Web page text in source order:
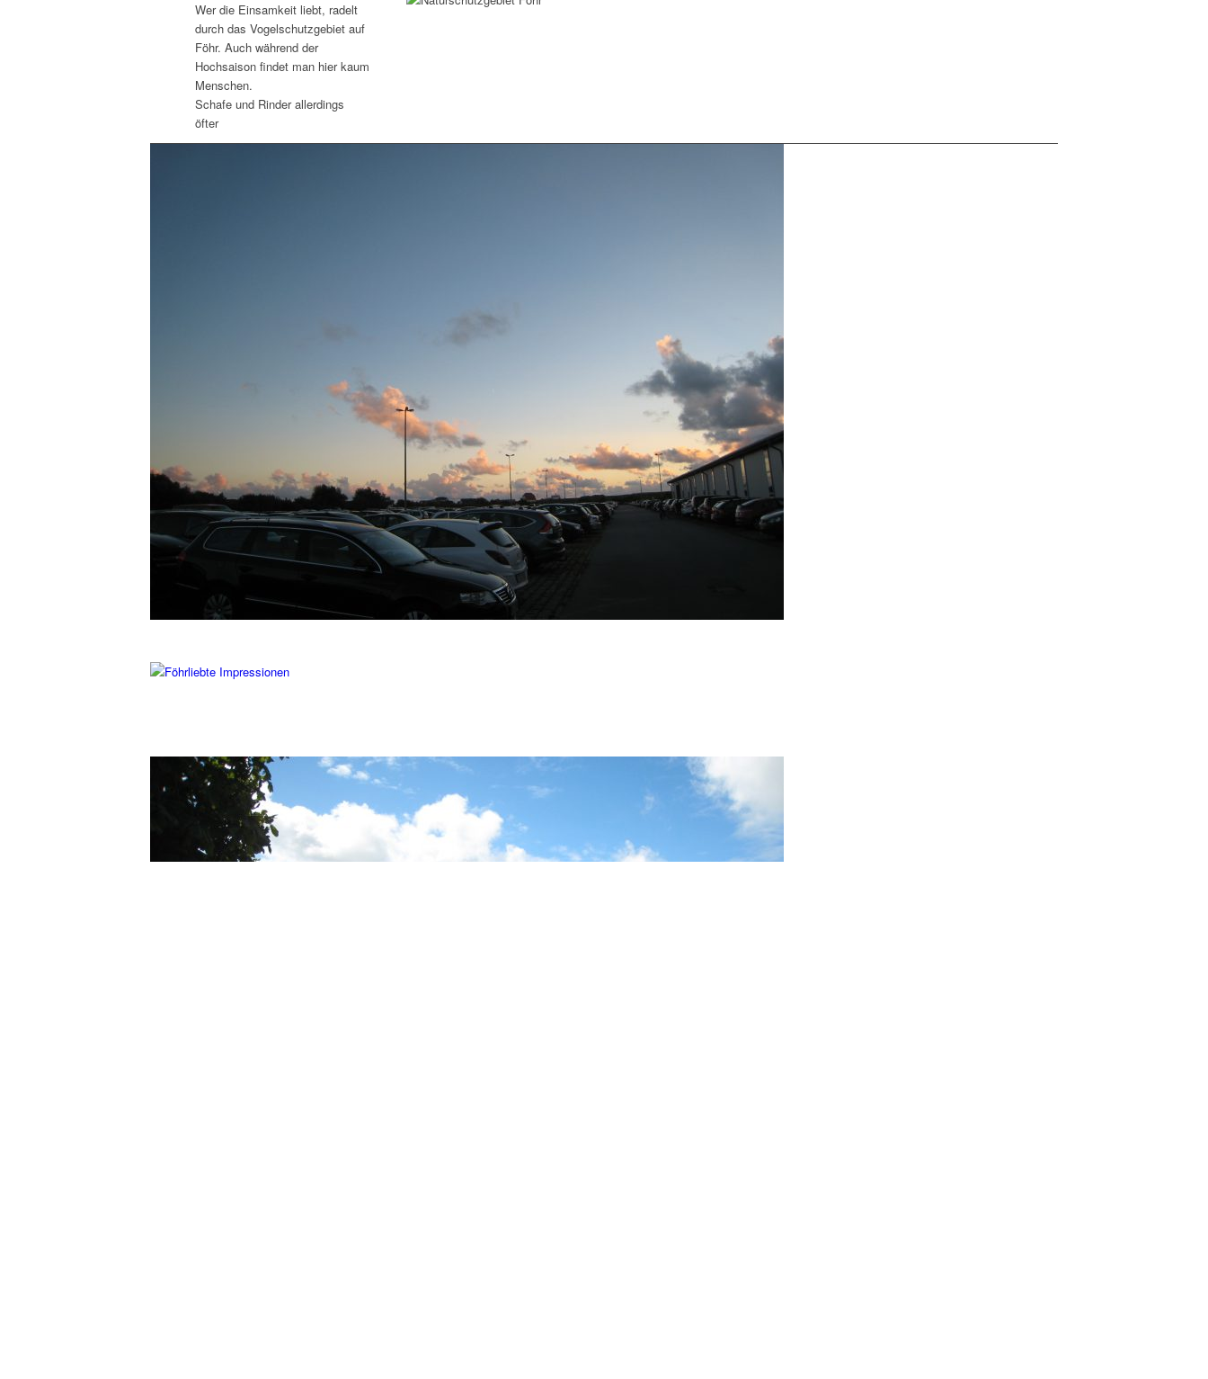
Wer die Einsamkeit liebt, radelt
durch das Vogelschutzgebiet auf
Föhr. Auch während der
Hochsaison findet man hier kaum
Menschen.
Schafe und Rinder allerdings
öfter